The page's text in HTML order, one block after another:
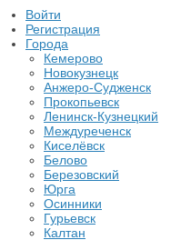
Войти
Регистрация
Города
Кемерово
Новокузнецк
Анжеро-Судженск
Прокопьевск
Ленинск-Кузнецкий
Междуреченск
Киселёвск
Белово
Березовский
Юрга
Осинники
Гурьевск
Калтан